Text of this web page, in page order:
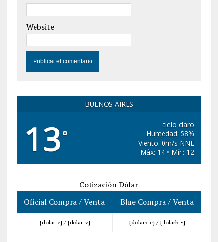
Website
BUENOS AIRES
13°
cielo claro
Humedad: 58%
Viento: 0m/s NNE
Máx: 14 • Mín: 12
Cotización Dólar
Oficial Compra / Venta
Blue Compra / Venta
{dolar_c} / {dolar_v} {dolarb_c} / {dolarb_v}